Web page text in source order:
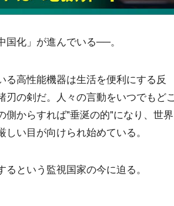
化」が進んでいる──。
高性能機器は生活を便利にする反
の剣だ。人々の言動をいつでもどこ
からすれば"垂涎の的"になり、世界
い目が向けられ始めている。
という監視国家の今に迫る。